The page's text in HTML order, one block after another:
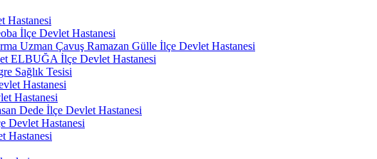
Hastanesi
İlçe Devlet Hastanesi
Uzman Çavuş Ramazan Gülle İlçe Devlet Hastanesi
ELBUĞA İlçe Devlet Hastanesi
Sağlık Tesisi
Hastanesi
Hastanesi
Dede İlçe Devlet Hastanesi
Devlet Hastanesi
Hastanesi